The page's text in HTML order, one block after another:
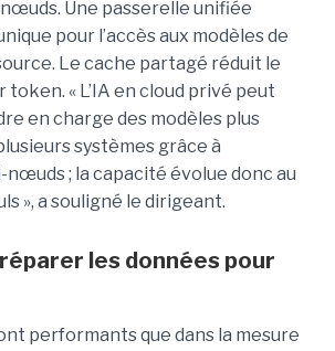
Une passerelle unifiée
pour l’accès aux modèles de
Le cache partagé réduit le
« L’IA en cloud privé peut
en charge des modèles plus
systèmes grâce à
nœuds ; la capacité évolue donc au
», a souligné le dirigeant.
les données pour
performants que dans la mesure